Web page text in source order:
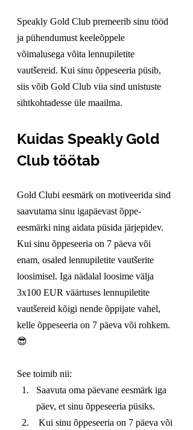
Speakly Gold Club premeerib sinu tööd
ja pühendumust keeleõppele
võimalusega võita lennupiletite
vautšereid. Kui sinu õppeseeria püsib,
siis võib Gold Club viia sind unistuste
sihtkohtadesse üle maailma.
Kuidas Speakly Gold
Club töötab
Gold Clubi eesmärk on motiveerida sind
saavutama sinu igapäevast õppe-
eesmärki ning aidata püsida järjepidev.
Kui sinu õppeseeria on 7 päeva või
enam, osaled lennupiletite vautšerite
loosimisel. Iga nädalal loosime välja
3x100 EUR väärtuses lennupiletite
vautšereid kõigi nende õppijate vahel,
kelle õppeseeria on 7 päeva või rohkem.
😎
See toimib nii:
Saavuta oma päevane eesmärk iga
päev, et sinu õppeseeria püsiks.